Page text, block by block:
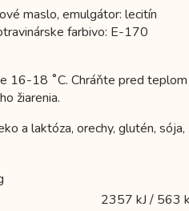
maslo, emulgátor: lecitín
farbivo: E-170
16-18 ˚C. Chráňte pred teplom
žiarenia.
a laktóza, orechy, glutén, sója,
2357 kJ / 563